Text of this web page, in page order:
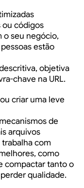
códigos
o seu negócio,
estão
objetiva
chave na URL.
criar uma leve
de
arquivos
com
como
compactar tanto o
qualidade.